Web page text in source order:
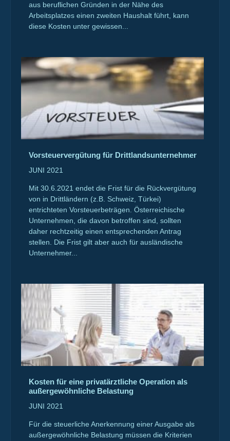
aus beruflichen Gründen in der Nähe des
Arbeitsplatzes einen zweiten Haushalt führt, kann
diese Kosten unter gewissen...
Vorsteuervergütung für Drittlandsunternehmer
JUNI 2021
Mit 30.6.2021 endet die Frist für die Rückvergütung
von in Drittländern (z.B. Schweiz, Türkei)
entrichteten Vorsteuerbeträgen. Österreichische
Unternehmen, die davon betroffen sind, sollten
daher rechtzeitig einen entsprechenden Antrag
stellen. Die Frist gilt aber auch für ausländische
Unternehmer...
Kosten für eine privatärztliche Operation als
außergewöhnliche Belastung
JUNI 2021
Für die steuerliche Anerkennung einer Ausgabe als
außergewöhnliche Belastung müssen die Kriterien